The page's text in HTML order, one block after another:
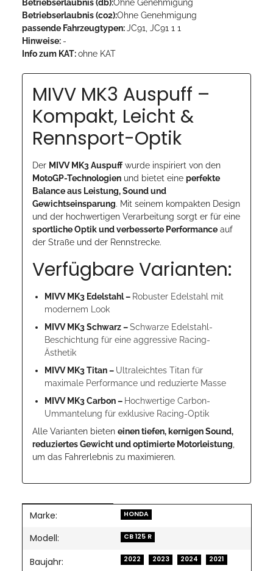
Betriebserlaubnis (db):Ohne Genehmigung
Betriebserlaubnis (co2):Ohne Genehmigung
passende Fahrzeugtypen:JC91, JC91 1 1
Hinweise: -
Info zum KAT:ohne KAT
MIVV MK3 Auspuff –
Kompakt, Leicht &
Rennsport-Optik
Der MIVV MK3 Auspuff wurde inspiriert von den
MotoGP-Technologien und bietet eine perfekte
Balance aus Leistung, Sound und
Gewichtseinsparung. Mit seinem kompakten Design
und der hochwertigen Verarbeitung sorgt er für eine
sportliche Optik und verbesserte Performance auf
der Straße und der Rennstrecke.
Verfügbare Varianten:
MIVV MK3 Edelstahl – Robuster Edelstahl mit
modernem Look
MIVV MK3 Schwarz –Schwarze Edelstahl-
Beschichtung für eine aggressive Racing-
Ästhetik
MIVV MK3 Titan – Ultraleichtes Titan für
maximale Performance und reduzierte Masse
MIVV MK3 Carbon – Hochwertige Carbon-
Ummantelung für exklusive Racing-Optik
Alle Varianten bieten einen tiefen, kernigen Sound,
reduziertes Gewicht und optimierte Motorleistung
um das Fahrerlebnis zu maximieren.
Produkteigenschaft
Wert
Marke: HONDA
Modell: CB 125 R
Baujahr: 2022 2023 2024 2021